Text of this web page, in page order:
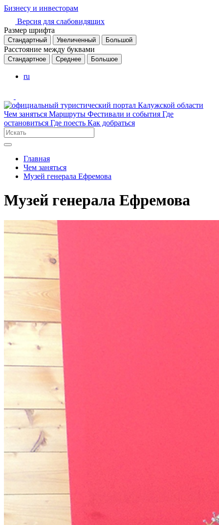
Бизнесу и инвесторам
Версия для слабовидящих
Размер шрифта
Стандартный Увеличенный Большой
Расстояние между буквами
Стандартное Среднее Большое
ru
Чем заняться Маршруты Фестивали и события Где
остановиться Где поесть Как добраться
Главная
Чем заняться
Музей генерала Ефремова
Музей генерала Ефремова